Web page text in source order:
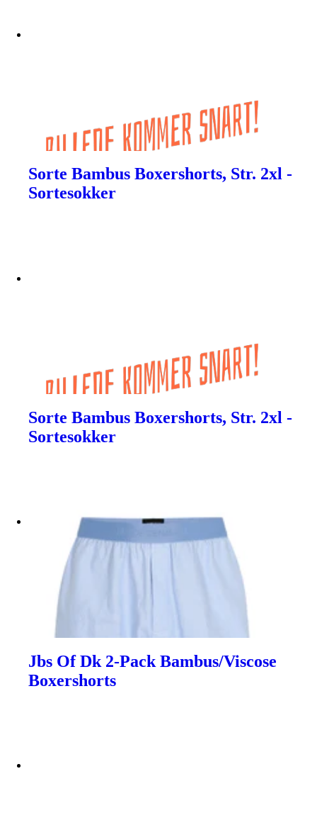
Sorte Bambus Boxershorts, Str. 2xl -
Sortesokker
Sorte Bambus Boxershorts, Str. 2xl -
Sortesokker
Jbs Of Dk 2-Pack Bambus/Viscose
Boxershorts